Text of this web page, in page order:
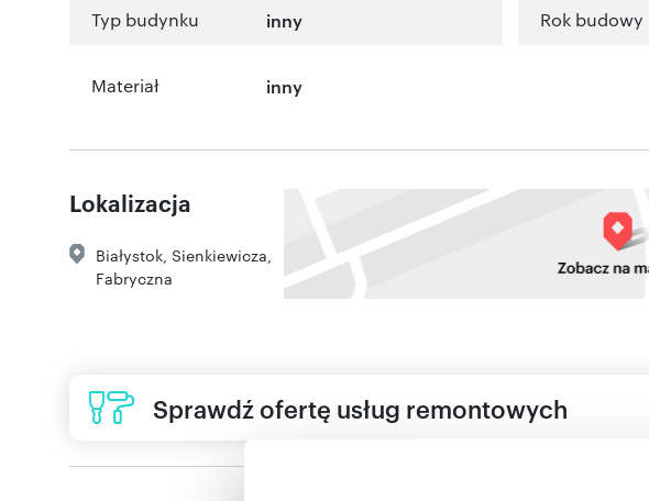
Typ budynku inny Rok budowy
Materiał inny
Lokalizacja
Białystok Sienkiewicza
Fabryczna
Sprawdź ofertę usług remontowych